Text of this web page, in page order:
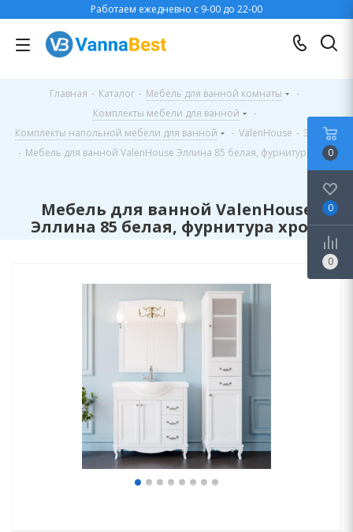
Работаем ежедневно с 9-00 до 22-00
Главная - Каталог - Мебель для ванной комнаты
-
Комплекты мебели для ванной
-
Комплекты напольной мебели для ванной
- ValenHouse - Эллина
- Мебель для ванной ValenHouse Эллина 85 белая, фурнитура хром
Мебель для ванной ValenHouse
Эллина 85 белая, фурнитура хром
0
0
0